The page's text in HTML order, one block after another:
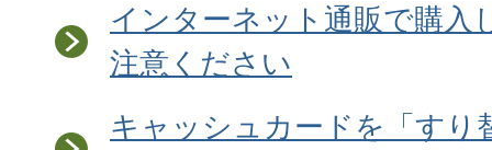
インターネット通販で購入
注意ください
キャッシュカードを「すり